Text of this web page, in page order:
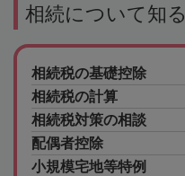
相続について知る
相続税の基礎控除
相続税の計算
相続税対策の相談
配偶者控除
小規模宅地等特例